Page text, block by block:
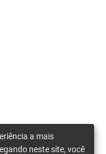
a mais
neste site, você